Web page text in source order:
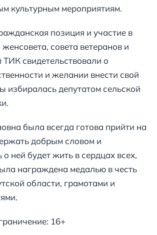
культурным мероприятиям.
позиция и участие в
совета ветеранов и
ТИК свидетельствовали о
и желании внести свой
избиралась депутатом сельской
была всегда готова прийти на
добрым словом и
ней будет жить в сердцах всех,
награждена медалью в честь
области, грамотами и
16+